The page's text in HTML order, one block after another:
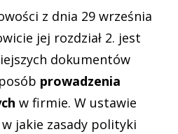
z dnia 29 września
jej rozdział 2. jest
dokumentów
prowadzenia
w firmie. W ustawie
jakie zasady polityki